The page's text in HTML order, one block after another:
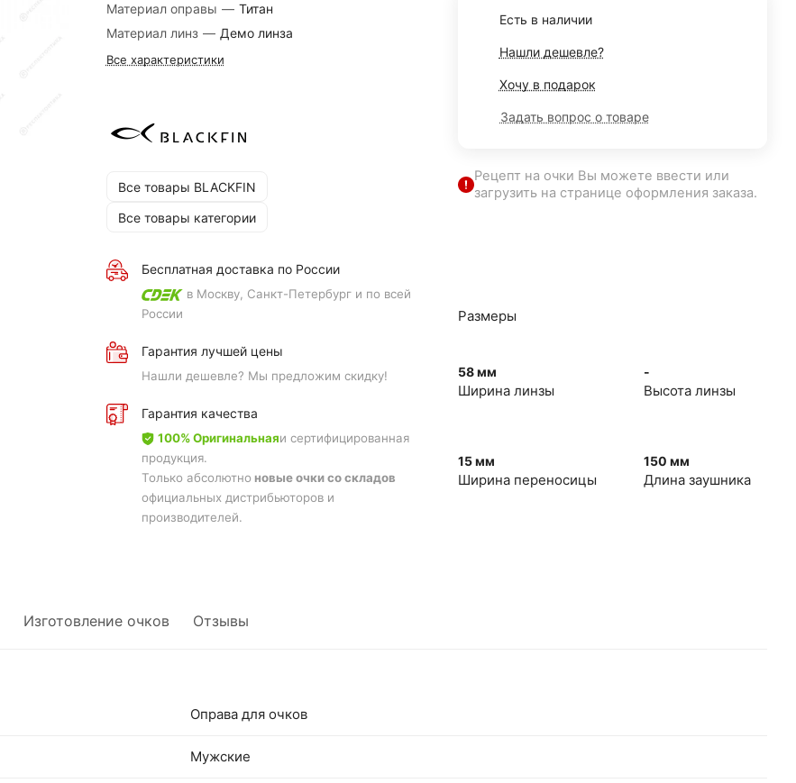
Материал оправы — Титан
Материал линз — Демо линза
Все характеристики
Все товары BLACKFIN
Все товары категории
Бесплатная доставка по России
в Москву, Санкт-Петербург и по всей
России
Гарантия лучшей цены
Нашли дешевле? Мы предложим скидку!
Гарантия качества
100% Оригинальнаяи сертифицированная
продукция.
Только абсолютноновые очки со складов
официальных дистрибьюторов и
производителей.
Есть в наличии
Нашли дешевле?
Хочу в подарок
Задать вопрос о товаре
Рецепт на очки Вы можете ввести или
загрузить на странице оформления заказа.
Размеры
58 мм
Ширина линзы
-
Высота линзы
15 мм
Ширина переносицы
150 мм
Длина заушника
Изготовление очков Отзывы
Оправа для очков
Мужские